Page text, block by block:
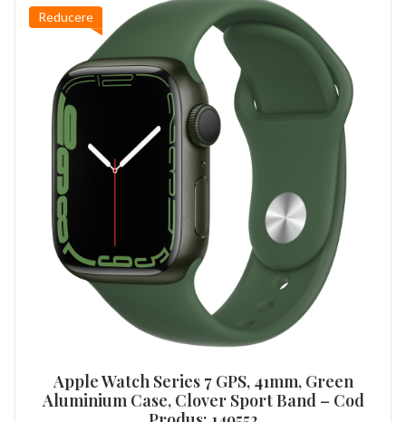
Reducere
Apple Watch Series 7 GPS, 41mm, Green
Aluminium Case, Clover Sport Band – Cod